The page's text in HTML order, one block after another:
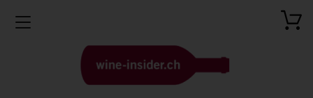
Toggle navigation